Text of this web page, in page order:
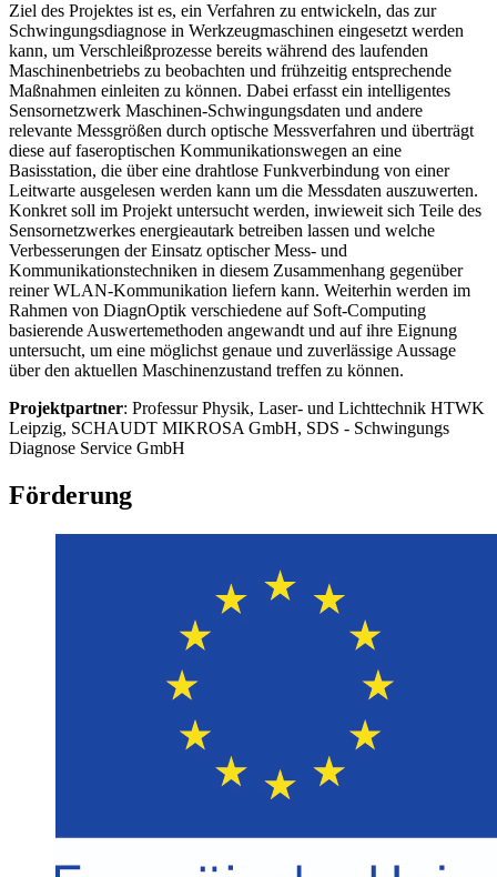
Ziel des Projektes ist es, ein Verfahren zu entwickeln, das zur
Schwingungsdiagnose in Werkzeugmaschinen eingesetzt werden
kann, um Verschleißprozesse bereits während des laufenden
Maschinenbetriebs zu beobachten und frühzeitig entsprechende
Maßnahmen einleiten zu können. Dabei erfasst ein intelligentes
Sensornetzwerk Maschinen-Schwingungsdaten und andere
relevante Messgrößen durch optische Messverfahren und überträgt
diese auf faseroptischen Kommunikationswegen an eine
Basisstation, die über eine drahtlose Funkverbindung von einer
Leitwarte ausgelesen werden kann um die Messdaten auszuwerten.
Konkret soll im Projekt untersucht werden, inwieweit sich Teile des
Sensornetzwerkes energieautark betreiben lassen und welche
Verbesserungen der Einsatz optischer Mess- und
Kommunikationstechniken in diesem Zusammenhang gegenüber
reiner WLAN-Kommunikation liefern kann. Weiterhin werden im
Rahmen von DiagnOptik verschiedene auf Soft-Computing
basierende Auswertemethoden angewandt und auf ihre Eignung
untersucht, um eine möglichst genaue und zuverlässige Aussage
über den aktuellen Maschinenzustand treffen zu können.
Projektpartner: Professur Physik, Laser- und Lichttechnik HTWK
Leipzig, SCHAUDT MIKROSA GmbH, SDS - Schwingungs
Diagnose Service GmbH
Förderung